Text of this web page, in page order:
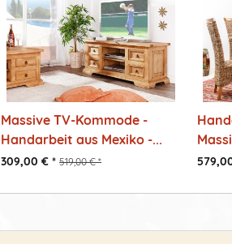
Massive TV-Kommode -
Handarbeit aus Mexiko -...
309,00 € * 519,00 € *